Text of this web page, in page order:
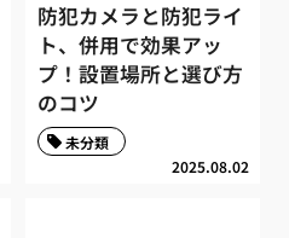
防犯カメラと防犯ライ
ト、併用で効果アッ
プ！設置場所と選び方
のコツ
2025.08.02
未分類